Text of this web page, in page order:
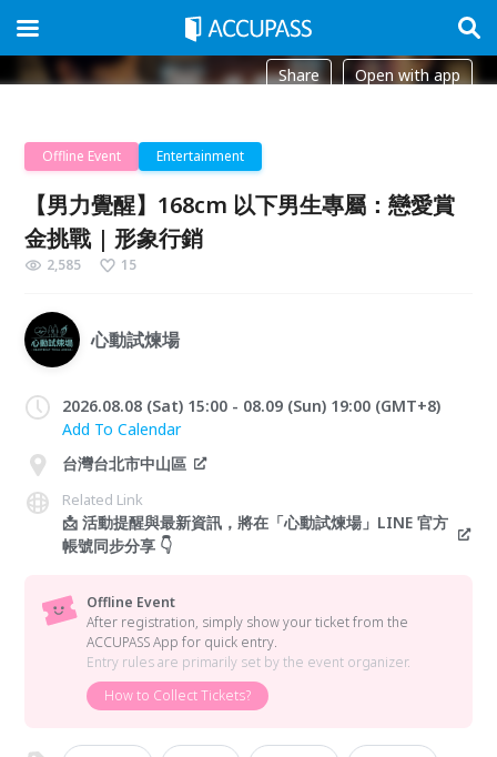
Share Open with app
Offline Event Entertainment
【男力覺醒】168cm 以下男生專屬：戀愛賞
金挑戰 | 形象行銷
2,585 15
心動試煉場
2026.08.08 (Sat) 15:00 - 08.09 (Sun) 19:00 (GMT+8)
Add To Calendar
台灣台北市中山區
Related Link
📩 活動提醒與最新資訊，將在「心動試煉場」LINE 官方
帳號同步分享 👇
Offline Event
After registration, simply show your ticket from the
ACCUPASS App for quick entry.
Entry rules are primarily set by the event organizer.
How to Collect Tickets?